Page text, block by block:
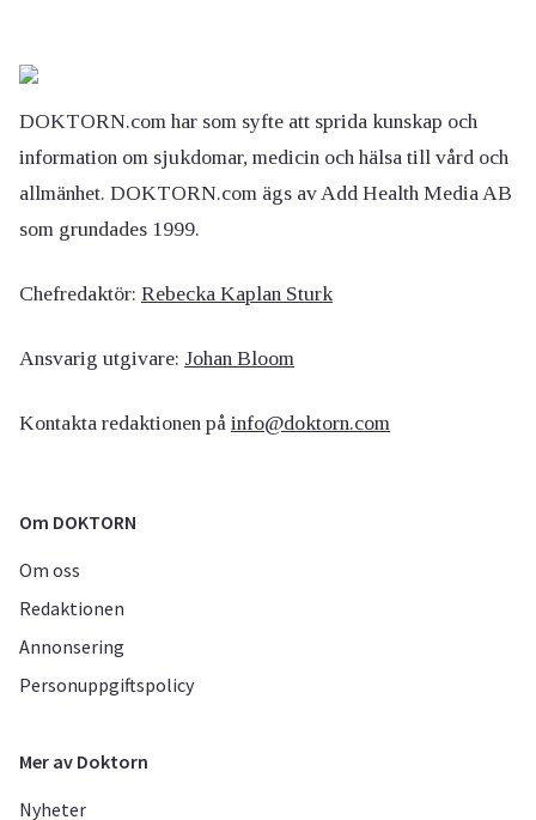
DOKTORN.com har som syfte att sprida kunskap och
information om sjukdomar, medicin och hälsa till vård och
allmänhet. DOKTORN.com ägs av Add Health Media AB
som grundades 1999.
Chefredaktör: Rebecka Kaplan Sturk
Ansvarig utgivare: Johan Bloom
Kontakta redaktionen på info@doktorn.com
Om DOKTORN
Om oss
Redaktionen
Annonsering
Personuppgiftspolicy
Mer av Doktorn
Nyheter